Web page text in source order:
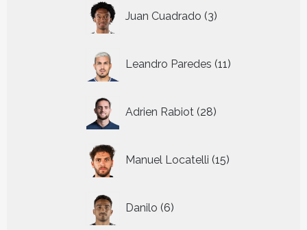
Juan Cuadrado 3
producten
Leandro Paredes 11
producten
Adrien Rabiot 28
producten
Manuel Locatelli 15
producten
Danilo 6
producten